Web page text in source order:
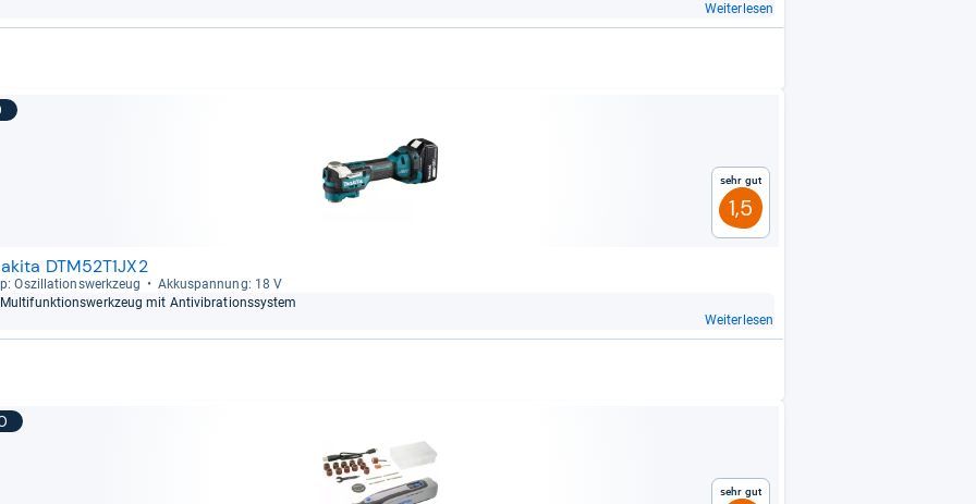
Weiterlesen
Sehr gut
1,5
DTM52T1JX2
Oszil­la­ti­ons­werk­zeug
Akku­span­nung: 18 V
Mul­ti­funk­ti­ons­werk­zeug mit Anti­vi­bra­ti­ons­sys­tem
Weiterlesen
Sehr gut